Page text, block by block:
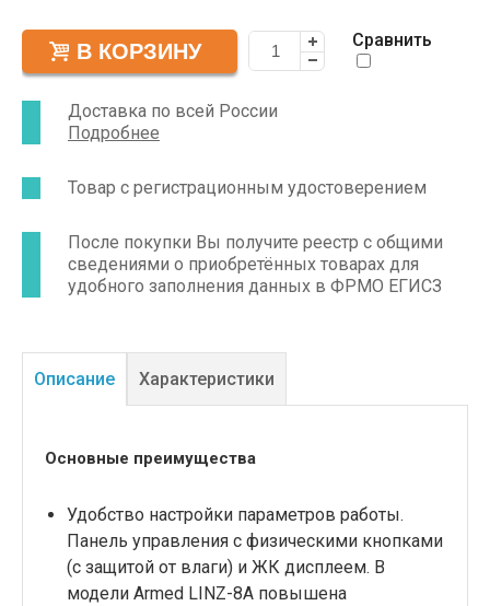
ослабленным, беременным пациентам,
контролировать анестезию, проводить
интенсивную терапию в реанимационных
отделениях скорой помощи и т.д. Armed LINZ-8A
имеет компактные габариты и небольшой вес
(2 кг), кронштейн для закрепления на
фиксации шприцов объемом от 10 до 60 мл.
Сравнить
Доставка по всей России
Подробнее
Товар с регистрационным удостоверением
После покупки Вы получите реестр с общими
сведениями о приобретённых товарах для
удобного заполнения данных в ФРМО ЕГИСЗ
Описание Характеристики
Основные преимущества
Удобство настройки параметров работы.
Панель управления с физическими кнопками
(с защитой от влаги) и ЖК дисплеем. В
модели Armed LINZ-8A повышена